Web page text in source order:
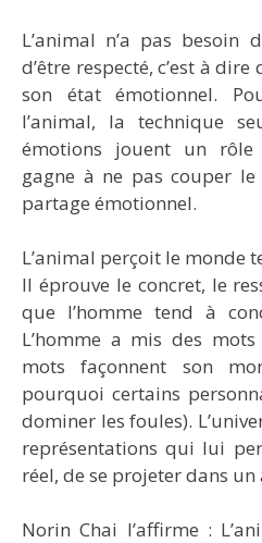
L’animal n’a pas besoin
d’être respecté, c’est à
son état émotionnel.
l’animal, la technique
émotions jouent un rôle
gagne à ne pas couper
partage émotionnel.
L’animal perçoit le monde
Il éprouve le concret, le
que l’homme tend à
L’homme a mis des
mots façonnent son
pourquoi certains
dominer les foules).
représentations qui lui
réel, de se projeter dans un
Norin Chai l’affirme :